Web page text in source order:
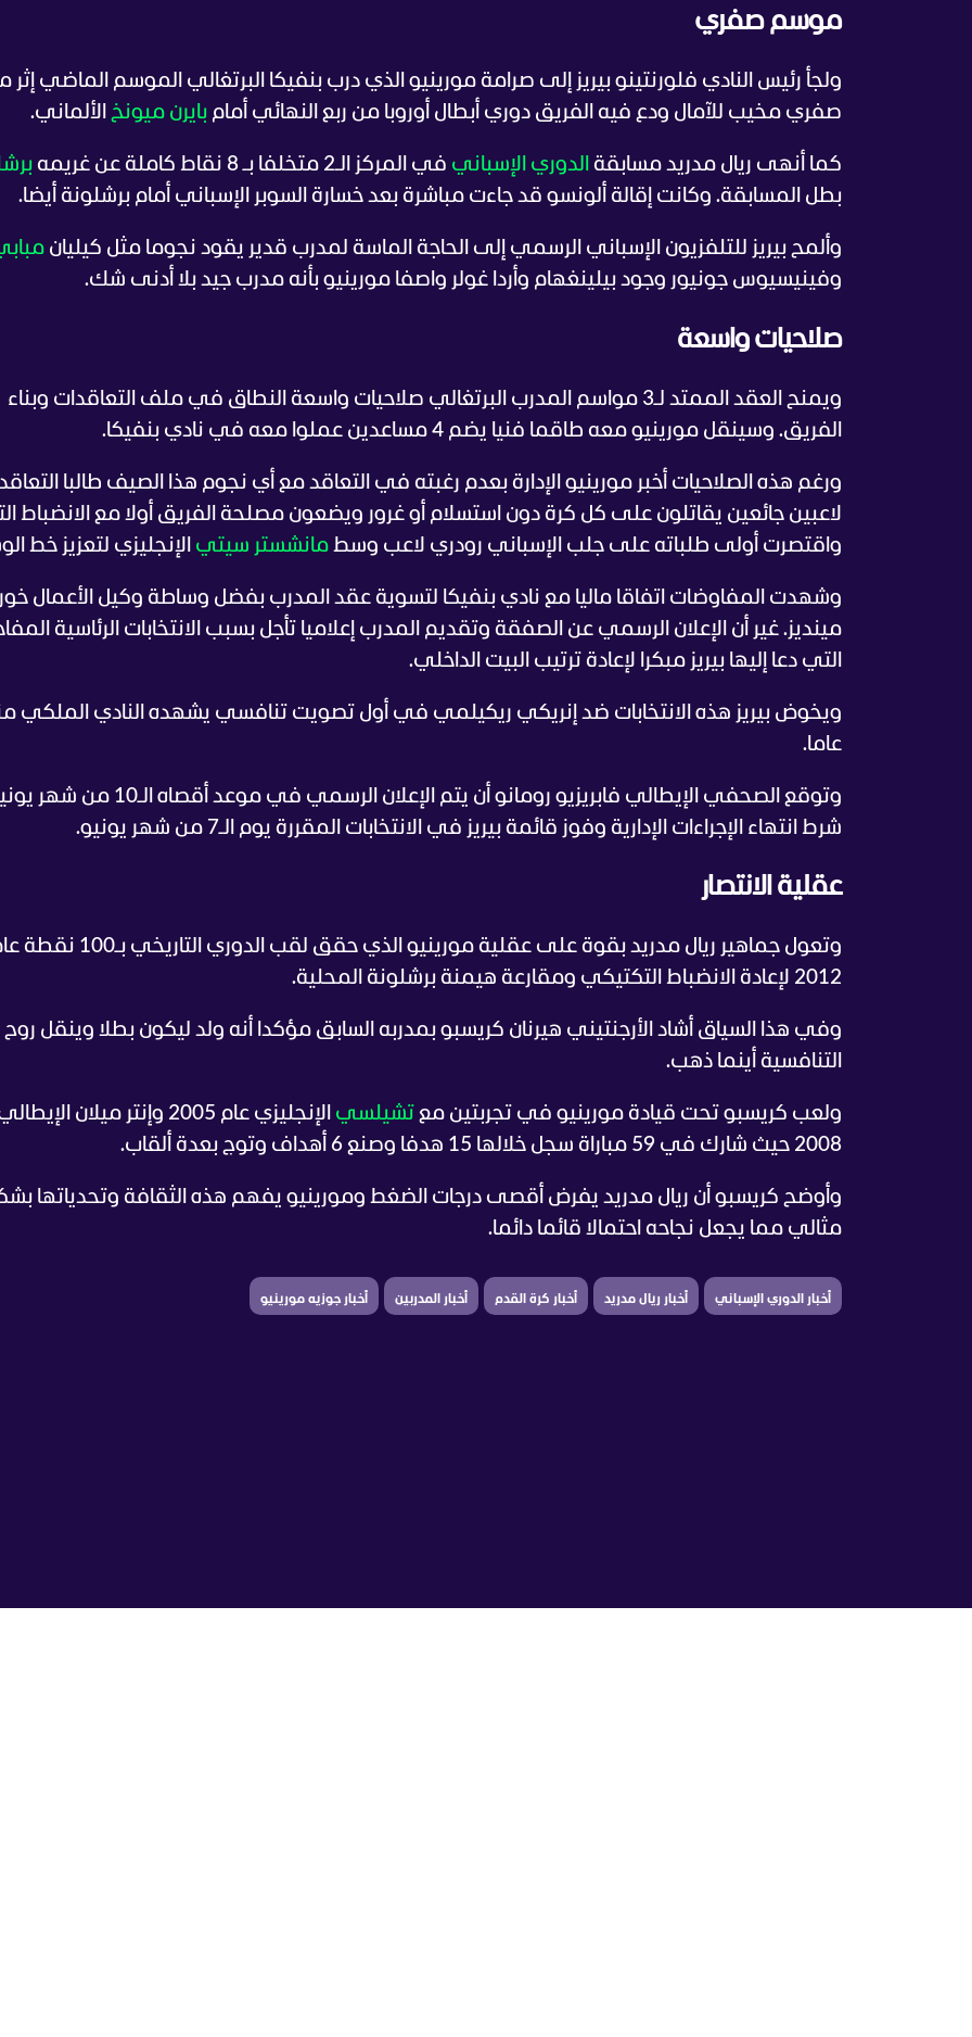
موسم صفري
ولجأ رئيس النادي فلورنتينو بيريز إلى صرامة مورينيو الذي درب بنفيكا البرتغالي الموسم الماضي
صفري مخيب للآمال ودع فيه الفريق دوري أبطال أوروبا من ربع النهائي أمام بايرن ميونخ الألماني.
كما أنهى ريال مدريد مسابقة الدوري الإسباني في المركز الـ2 متخلفا بـ 8 نقاط كاملة عن غريمه
بطل المسابقة. وكانت إقالة ألونسو قد جاءت مباشرة بعد خسارة السوبر الإسباني أمام برشلونة أيضا.
وألمح بيريز للتلفزيون الإسباني الرسمي إلى الحاجة الماسة لمدرب قدير يقود نجوما مثل كيليان
وفينيسيوس جونيور وجود بيلينغهام وأردا غولر واصفا مورينيو بأنه مدرب جيد بلا أدنى شك.
صلاحيات واسعة
ويمنح العقد الممتد لـ3 مواسم المدرب البرتغالي صلاحيات واسعة النطاق في ملف التعاقدات وبناء
الفريق. وسينقل مورينيو معه طاقما فنيا يضم 4 مساعدين عملوا معه في نادي بنفيكا.
ورغم هذه الصلاحيات أخبر مورينيو الإدارة بعدم رغبته في التعاقد مع أي نجوم هذا الصيف طالبا
لاعبين جائعين يقاتلون على كل كرة دون استسلام أو غرور ويضعون مصلحة الفريق أولا مع الانضباط
واقتصرت أولى طلباته على جلب الإسباني رودري لاعب وسط مانشستر سيتي الإنجليزي لتعزيز خط
وشهدت المفاوضات اتفاقا ماليا مع نادي بنفيكا لتسوية عقد المدرب بفضل وساطة وكيل الأعمال
مينديز. غير أن الإعلان الرسمي عن الصفقة وتقديم المدرب إعلاميا تأجل بسبب الانتخابات الرئاسية
التي دعا إليها بيريز مبكرا لإعادة ترتيب البيت الداخلي.
عاما.
وتوقع الصحفي الإيطالي فابريزيو رومانو أن يتم الإعلان الرسمي في موعد أقصاه الـ10
شرط انتهاء الإجراءات الإدارية وفوز قائمة بيريز في الانتخابات المقررة يوم الـ7 من شهر يونيو.
عقلية الانتصار
وتعول جماهير ريال مدريد بقوة على عقلية مورينيو الذي حقق لقب الدوري التاريخي
2012 لإعادة الانضباط التكتيكي ومقارعة هيمنة برشلونة المحلية.
وفي هذا السياق أشاد الأرجنتيني هيرنان كريسبو بمدربه السابق مؤكدا أنه ولد ليكون بطلا وينقل روح
التنافسية أينما ذهب.
ولعب كريسبو تحت قيادة مورينيو في تجربتين مع تشيلسي
الإنجليزي عام 2005 وإنتر ميلان
2008 حيث شارك في 59 مباراة سجل خلالها 15 هدفا وصنع 6 أهداف وتوج بعدة ألقاب.
وأوضح كريسبو أن ريال مدريد يفرض أقصى درجات الضغط ومورينيو يفهم هذه الثقافة وتحدياتها
مثالي مما يجعل نجاحه احتمالا قائما دائما.
أخبار الدوري الإسباني أخبار ريال مدريد أخبار كرة القدم أخبار المدربين أخبار جوزيه مورينيو